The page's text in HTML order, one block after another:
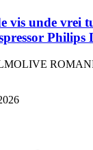
vis unde vrei
Philips